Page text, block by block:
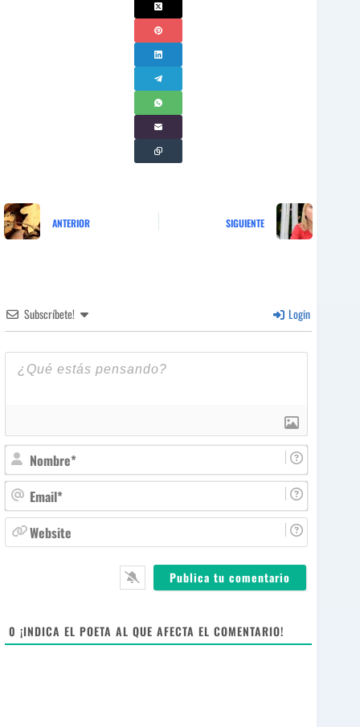
ANTERIOR SIGUIENTE
Subscríbete! Login
o
m
b
r
m
ie
0 ¡INDICA EL POETA AL QUE AFECTA EL COMENTARIO!